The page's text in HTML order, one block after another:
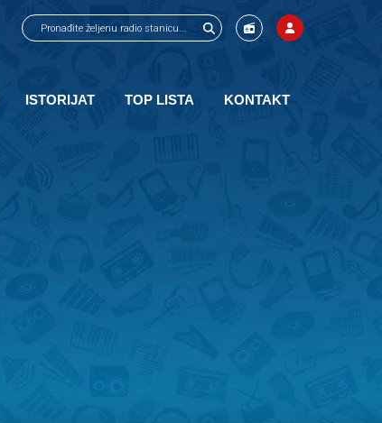
ISTORIJAT TOP LISTA KONTAKT